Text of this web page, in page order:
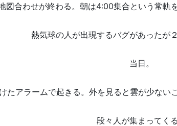
図合わせが終わる。朝は4:00集合という常軌
熱気球の人が出現するバグがあったが
当日。
たアラームで起きる。外を見ると雲が少ない
段々人が集まってくる